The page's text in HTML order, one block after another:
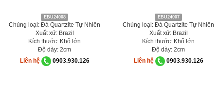
EBU24008
Chủng loại: Đá Quartzite Tự Nhiên
Xuất xứ: Brazil
Kích thước: Khổ lớn
Độ dày: 2cm
Liên hệ
0903.930.126
EBU24007
Chủng loại: Đá Quartzite Tự Nhiên
Xuất xứ: Brazil
Kích thước: Khổ lớn
Độ dày: 2cm
Liên hệ
0903.930.126